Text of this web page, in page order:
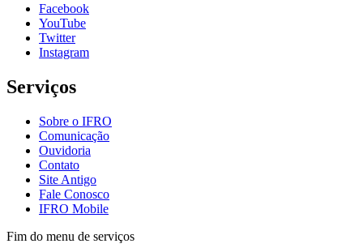
Facebook
YouTube
Twitter
Instagram
Serviços
Sobre o IFRO
Comunicação
Ouvidoria
Contato
Site Antigo
Fale Conosco
IFRO Mobile
Fim do menu de serviços